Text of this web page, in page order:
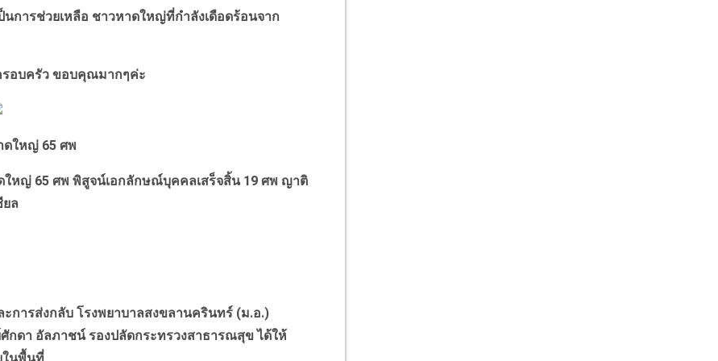
การช่วยเหลือ ชาวหาดใหญ่ที่กำลังเดือดร้อนจาก
รอบครัว ขอบคุณมากๆค่ะ
ดใหญ่ 65 ศพ
ใหญ่ 65 ศพ พิสูจน์เอกลักษณ์บุคคลเสร็จสิ้น 19 ศพ ญาติ
ยล
การส่งกลับ โรงพยาบาลสงขลานครินทร์ (ม.อ.)
ดา อัลภาชน์ รองปลัดกระทรวงสาธารณสุข ได้ให้